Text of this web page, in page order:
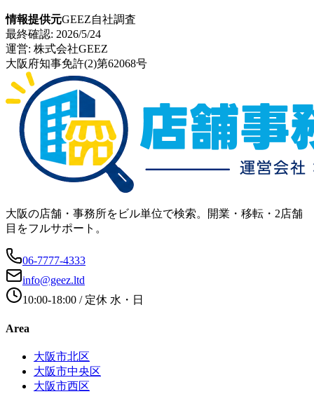
情報提供元GEEZ自社調査
最終確認: 2026/5/24
運営: 株式会社GEEZ
大阪府知事免許(2)第62068号
大阪の店舗・事務所をビル単位で検索。開業・移転・2店舗
目をフルサポート。
06-7777-4333
info@geez.ltd
10:00-18:00 / 定休 水・日
Area
大阪市北区
大阪市中央区
大阪市西区